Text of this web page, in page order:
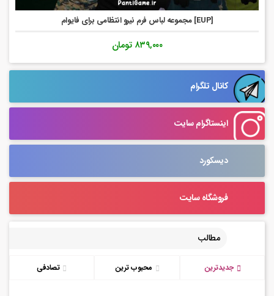
[EUP] مجموعه لباس فرم نیرو انتظامی برای فایوام
۸۳۹,۰۰۰ تومان
کانال تلگرام
اینستاگرام سایت
دیسکورد
فروشگاه سایت
مطالب
جدیدترین محبوب ترین تصادفی